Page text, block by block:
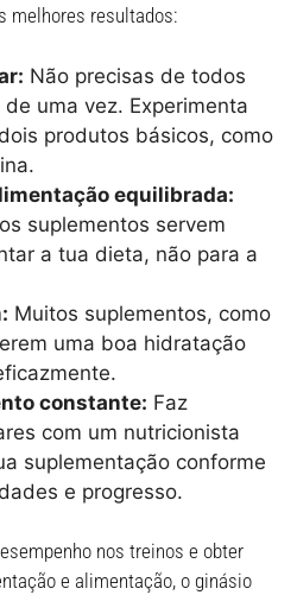
melhores resultados:
Não precisas de todos
uma vez. Experimenta
produtos básicos, como
equilibrada:
suplementos servem
a tua dieta, não para a
Muitos suplementos, como
uma boa hidratação
constante: Faz
com um nutricionista
suplementação conforme
e progresso.
nos treinos e obter
e alimentação, o ginásio